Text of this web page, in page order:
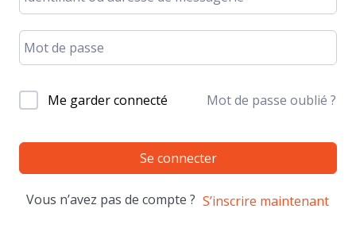
Me garder connecté Mot de passe oublié ?
Se connecter
Vous n’avez pas de compte ? S’inscrire maintenant